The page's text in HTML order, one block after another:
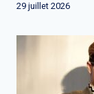
29 juillet 2026